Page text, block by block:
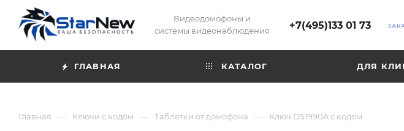
Видеодомофоны и
системы видеонаблюдения
+7(495)133 01 73
ГЛАВНАЯ КАТАЛОГ ДЛЯ
Главная — Ключи с кодом — Таблетки от домофона — Ключ DS1990A с кодом